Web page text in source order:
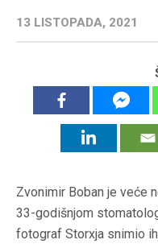
13 LISTOPADA, 2021
Zvonimir Boban je veće
33-godišnjom
fotograf Storxja snimio